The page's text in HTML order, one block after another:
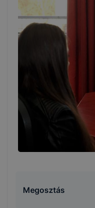
Megosztás